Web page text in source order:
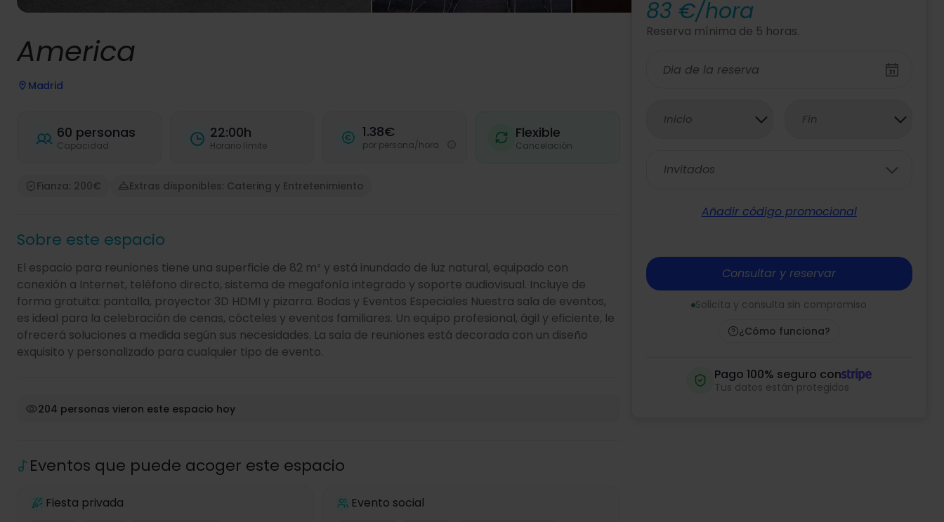
America
Madrid
60 personas
Capacidad
22:00h
Horario límite
1.38€
por persona/hora
Flexible
Cancelación
Fianza: 200€ Extras disponibles: Catering y Entretenimiento
Sobre este espacio
El espacio para reuniones tiene una superficie de 82 m² y está inundado de luz natural, equipado con
conexión a Internet, teléfono directo, sistema de megafonía integrado y soporte audiovisual. Incluye de
forma gratuita: pantalla, proyector 3D HDMI y pizarra. Bodas y Eventos Especiales Nuestra sala de eventos,
es ideal para la celebración de cenas, cócteles y eventos familiares. Un equipo profesional, ágil y eficiente, le
ofrecerá soluciones a medida según sus necesidades. La sala de reuniones está decorada con un diseño
exquisito y personalizado para cualquier tipo de evento.
204 personas vieron este espacio hoy
Eventos que puede acoger este espacio
Fiesta privada Evento social
83 €/hora
Reserva mínima de 5 horas.
Inicio Fin
Invitados
Añadir código promocional
Consultar y reservar
Solicita y consulta sin compromiso
¿Cómo funciona?
Pago 100% seguro con
Tus datos están protegidos